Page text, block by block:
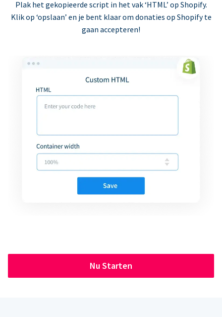
Plak het gekopieerde script in het vak ‘HTML’ op Shopify.
Klik op ‘opslaan’ en je bent klaar om donaties op Shopify te
gaan accepteren!
Nu Starten